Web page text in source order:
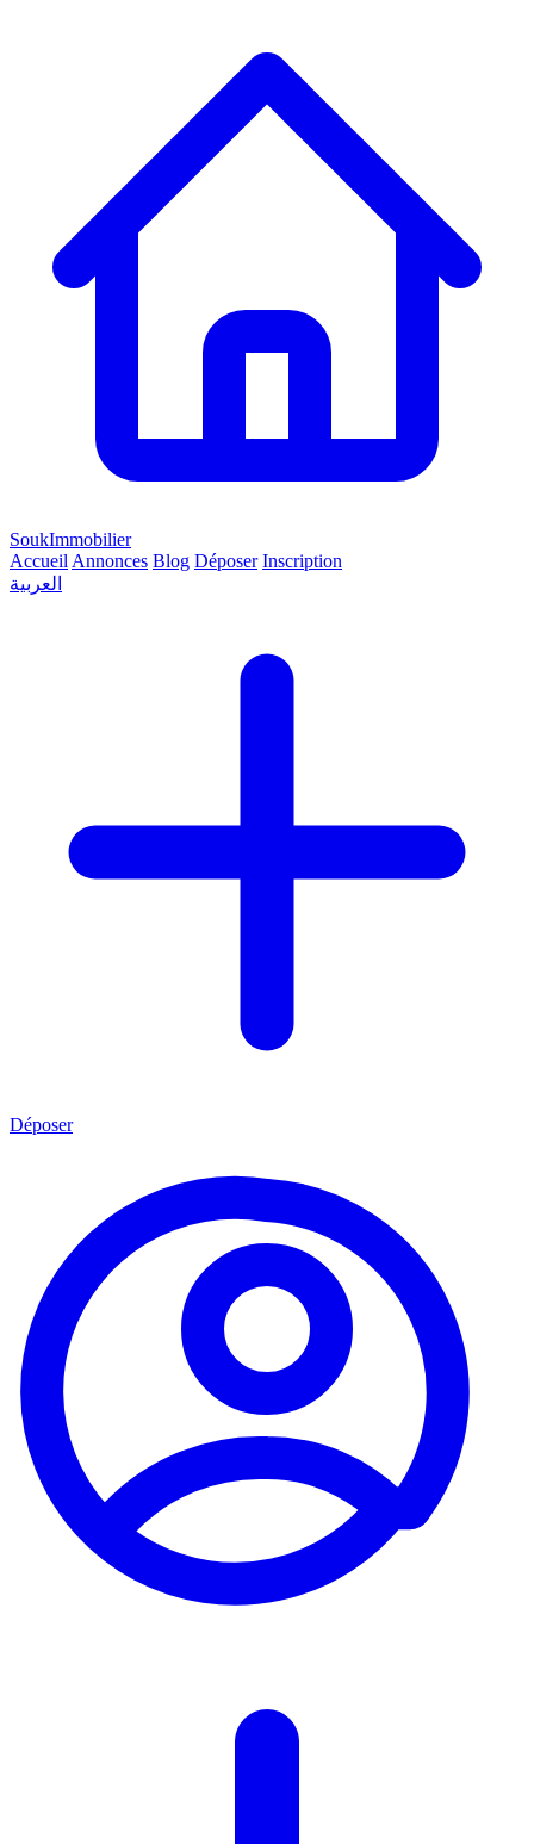
SoukImmobilier
Accueil Annonces Blog Déposer Inscription
العربية
Déposer